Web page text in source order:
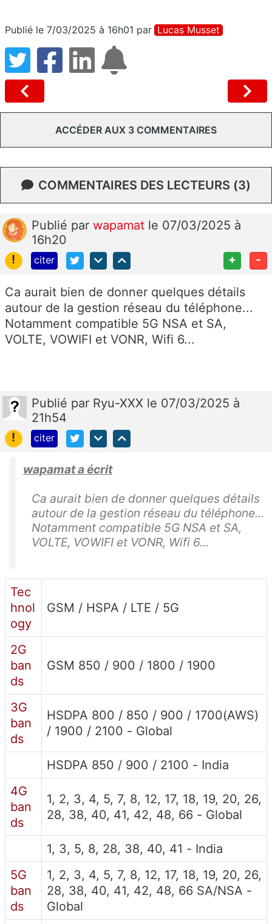
Publié le 7/03/2025 à 16h01 par Lucas Musset
ACCÉDER AUX 3 COMMENTAIRES
COMMENTAIRES DES LECTEURS (3)
Publié par wapamat le 07/03/2025 à
16h20
!
citer + -
Ca aurait bien de donner quelques détails
autour de la gestion réseau du téléphone...
Notamment compatible 5G NSA et SA,
VOLTE, VOWIFI et VONR, Wifi 6...
Publié par Ryu-XXX le 07/03/2025 à
21h54
!
citer
wapamat a écrit
Ca aurait bien de donner quelques détails
autour de la gestion réseau du téléphone...
Notamment compatible 5G NSA et SA,
VOLTE, VOWIFI et VONR, Wifi 6...
Tec
hnol
ogy
GSM / HSPA / LTE / 5G
2G
ban
ds
GSM 850 / 900 / 1800 / 1900
3G
ban
ds
HSDPA 800 / 850 / 900 / 1700(AWS)
/ 1900 / 2100 - Global
HSDPA 850 / 900 / 2100 - India
4G
ban
ds
1, 2, 3, 4, 5, 7, 8, 12, 17, 18, 19, 20, 26,
28, 38, 40, 41, 42, 48, 66 - Global
1, 3, 5, 8, 28, 38, 40, 41 - India
5G
ban
ds
1, 2, 3, 4, 5, 7, 8, 12, 17, 18, 19, 20, 26,
28, 38, 40, 41, 42, 48, 66 SA/NSA -
Global